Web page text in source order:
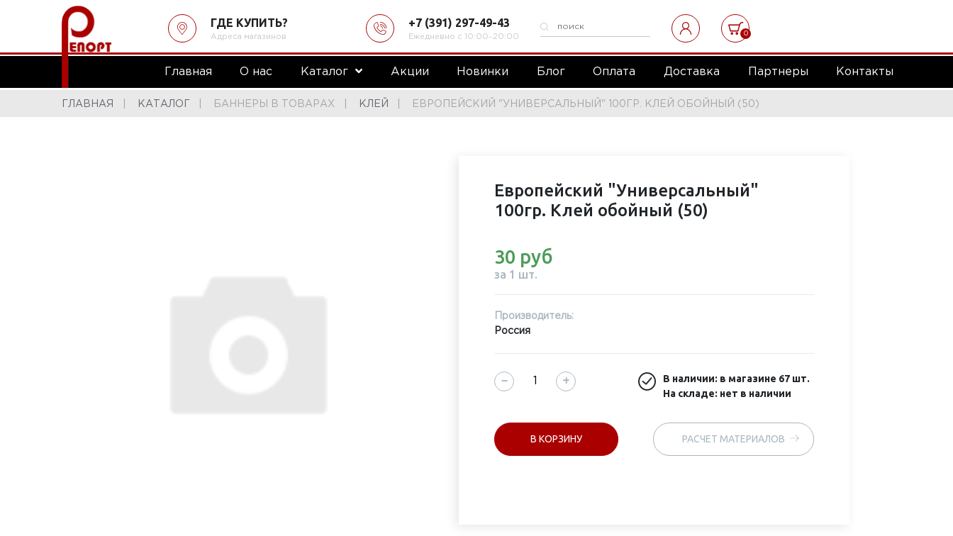
ГДЕ КУПИТЬ?
Адреса магазинов
+7 (391) 297-49-43
Ежедневно с 10:00‒20:00 0
Главная О нас Каталог Акции Новинки Блог Оплата Доставка Партнеры Контакты
ГЛАВНАЯ КАТАЛОГ БАННЕРЫ В ТОВАРАХ КЛЕЙ ЕВРОПЕЙСКИЙ "УНИВЕРСАЛЬНЫЙ" 100ГР. КЛЕЙ ОБОЙНЫЙ (50)
Европейский "Универсальный"
100гр. Клей обойный (50)
30 руб
за 1 шт.
Производитель:
Россия
− + В наличии: в магазине 67 шт.
На складе: нет в наличии
В КОРЗИНУ РАСЧЕТ МАТЕРИАЛОВ